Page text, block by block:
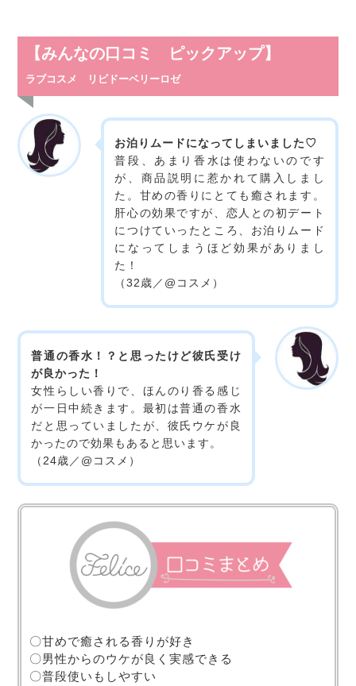
【みんなの口コミ ピックアップ】
ラブコスメ リビドーベリーロゼ
お泊りムードになってしまいました♡
普段、あまり香水は使わないのです
が、商品説明に惹かれて購入しまし
た。甘めの香りにとても癒されます。
肝心の効果ですが、恋人との初デート
につけていったところ、お泊りムード
になってしまうほど効果がありまし
た！
（32歳／@コスメ）
普通の香水！？と思ったけど彼氏受け
が良かった！
女性らしい香りで、ほんのり香る感じ
が一日中続きます。最初は普通の香水
だと思っていましたが、彼氏ウケが良
かったので効果もあると思います。
（24歳／@コスメ）
〇甘めで癒される香りが好き
〇男性からのウケが良く実感できる
〇普段使いもしやすい